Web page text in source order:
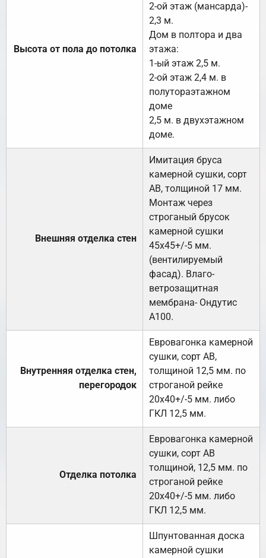
Высота от пола до потолка
2-ой этаж (мансарда)-
2,3 м.
Дом в полтора и два
этажа:
1-ый этаж 2,5 м.
2-ой этаж 2,4 м. в
полутораэтажном
доме
2,5 м. в двухэтажном
доме.
Внешняя отделка стен
Имитация бруса
камерной сушки, сорт
АВ, толщиной 17 мм.
Монтаж через
строганый брусок
камерной сушки
45х45+/-5 мм.
(вентилируемый
фасад). Влаго-
ветрозащитная
мембрана- Ондутис
А100.
Внутренняя отделка стен,
перегородок
Евровагонка камерной
сушки, сорт АВ,
толщиной 12,5 мм. по
строганой рейке
20х40+/-5 мм. либо
ГКЛ 12,5 мм.
Отделка потолка
Евровагонка камерной
сушки, сорт АВ
толщиной, 12,5 мм. по
строганой рейке
20х40+/-5 мм. либо
ГКЛ 12,5 мм.
Шпунтованная доска
камерной сушки